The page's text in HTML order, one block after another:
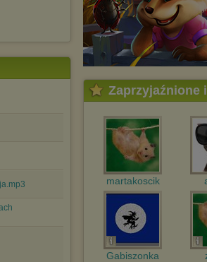
Wykorzystanie plików cookies
(dostosowanie reklam do Twoich
marketingowych).
Wyrażenie sprzeciwu spowoduje,
będzie dopasowana do Twoich
Istnieje możliwość zmiany
urządzeniu końcowym. Można
dokonując odpowiednich zmian
Pełną informację na ten
http://chomikuj.pl/
Zaprzyjaźnione
martakoscik
Gabiszonka